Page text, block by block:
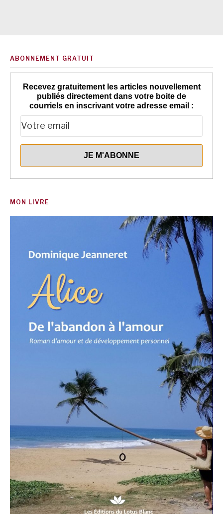
ABONNEMENT GRATUIT
Recevez gratuitement les articles nouvellement
publiés directement dans votre boite de
courriels en inscrivant votre adresse email :
MON LIVRE